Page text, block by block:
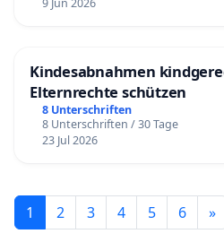
Kindesabnahmen
Elternrechte schützen
8 Unterschriften
8 Unterschriften / 30 Tage
23 Jul 2026
1 2 3 4 5 6 »